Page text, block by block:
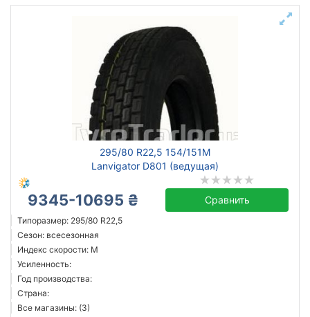
295/80 R22,5 154/151M
Lanvigator D801 (ведущая)
9345-10695 ₴ Сравнить
Типоразмер: 295/80 R22,5
Сезон: всесезонная
Индекс скорости: M
Усиленность:
Год производства:
Страна:
Все магазины: (3)